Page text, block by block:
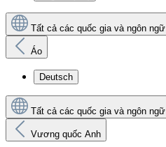
Tất cả các quốc gia và ngôn ngữ
Áo
Deutsch
Tất cả các quốc gia và ngôn ngữ
Vương quốc Anh